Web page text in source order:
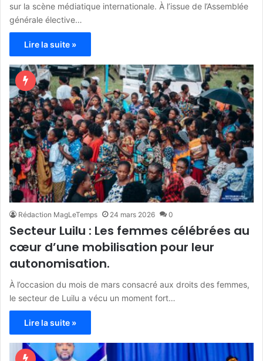
sur la scène médiatique internationale. À l’issue de l’Assemblée
générale élective…
Lire la suite »
Rédaction MagLeTemps 24 mars 2026 0
Secteur Luilu : Les femmes célébrées au
cœur d’une mobilisation pour leur
autonomisation.
À l’occasion du mois de mars consacré aux droits des femmes,
le secteur de Luilu a vécu un moment fort…
Lire la suite »